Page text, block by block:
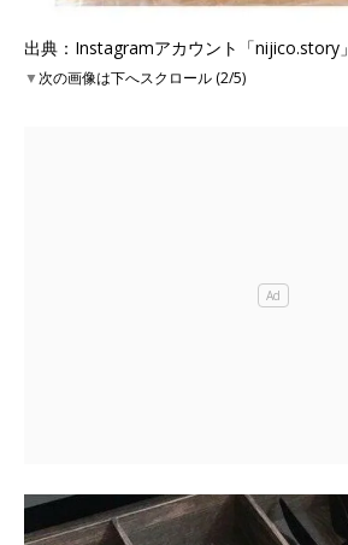
出典：Instagramアカウント「nijico.story」
▼次の画像は下へスクロール (2/5)